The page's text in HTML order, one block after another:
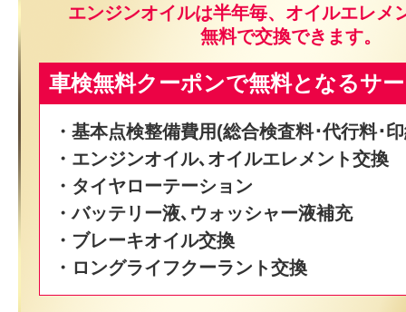
エンジンオイルは半年毎、オイルエレメ
無料で交換できます。
車検無料クーポンで無料となるサ
・基本点検整備費用(総合検査料･代行料･
・エンジンオイル､オイルエレメント交換
・タイヤローテーション
・バッテリー液､ウォッシャー液補充
・ブレーキオイル交換
・ロングライフクーラント交換